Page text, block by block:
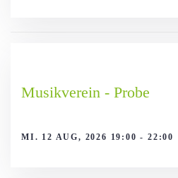
Musikverein - Probe
MI. 12 AUG, 2026 19:00 - 22:00